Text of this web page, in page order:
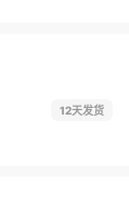
12天发货